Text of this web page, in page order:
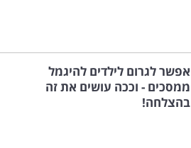
אפשר לגרום לילדים להיגמל
ממסכים - וככה עושים את זה
בהצלחה!